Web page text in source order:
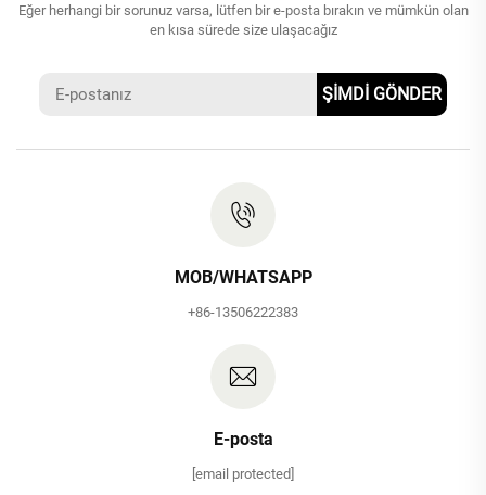
Eğer herhangi bir sorunuz varsa, lütfen bir e-posta bırakın ve mümkün olan
en kısa sürede size ulaşacağız
ŞİMDİ GÖNDER
MOB/WHATSAPP
+86-13506222383
E-posta
[email protected]